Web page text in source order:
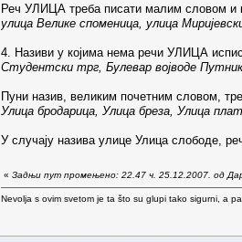
Реч УЛИЦА треба писати малим словом и
улица Велике споменица, улица
4. Називи у којима нема речи УЛИЦА
Студентски трг, Булевар војводе
Пуни назив, великим почетним словом,
Улица бродарица, Улица бреза, Улица
У случају назива улице Улица слободе,
« Задњи пут промењено: 22.47 ч. 25.12.2007. од
Nevolja s ovim svetom je ta što su glupi tako sigurni, a